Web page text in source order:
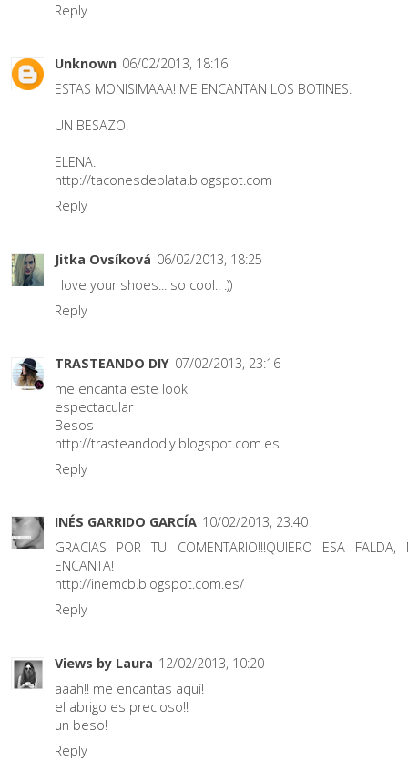
Reply
Unknown 06/02/2013, 18:16
ESTAS MONISIMAAA! ME ENCANTAN LOS BOTINES.
UN BESAZO!
ELENA.
http://taconesdeplata.blogspot.com
Reply
Jitka Ovsíková 06/02/2013, 18:25
I love your shoes... so cool.. :))
Reply
TRASTEANDO DIY 07/02/2013, 23:16
me encanta este look
espectacular
Besos
http://trasteandodiy.blogspot.com.es
Reply
INÉS GARRIDO GARCÍA 10/02/2013, 23:40
GRACIAS POR TU COMENTARIO!!!QUIERO ESA FALDA,
ENCANTA!
http://inemcb.blogspot.com.es/
Reply
Views by Laura 12/02/2013, 10:20
aaah!! me encantas aquí!
el abrigo es precioso!!
un beso!
Reply